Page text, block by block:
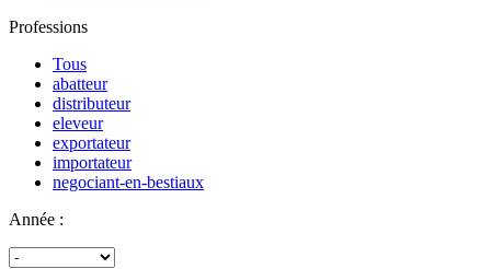
Professions
Tous
abatteur
distributeur
eleveur
exportateur
importateur
negociant-en-bestiaux
Année :